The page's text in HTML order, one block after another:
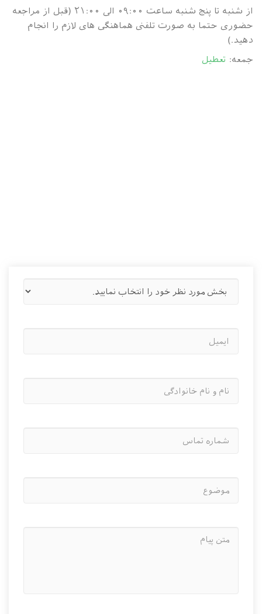
از شنبه تا پنج شنبه ساعت ۰۹:۰۰ الی ۲۱:۰۰ (قبل از مراجعه
حضوری حتما به صورت تلفنی هماهنگی های لازم را انجام
دهید.)
جمعه: تعطیل